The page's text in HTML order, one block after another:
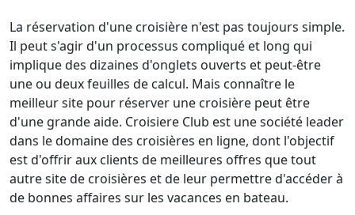
La réservation d'une croisière n'est pas toujours simple.
Il peut s'agir d'un processus compliqué et long qui
implique des dizaines d'onglets ouverts et peut-être
une ou deux feuilles de calcul. Mais connaître le
meilleur site pour réserver une croisière peut être
d'une grande aide. Croisiere Club est une société leader
dans le domaine des croisières en ligne, dont l'objectif
est d'offrir aux clients de meilleures offres que tout
autre site de croisières et de leur permettre d'accéder à
de bonnes affaires sur les vacances en bateau.